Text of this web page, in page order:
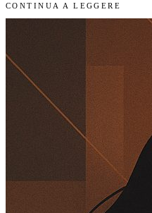
CONTINUA A LEGGERE